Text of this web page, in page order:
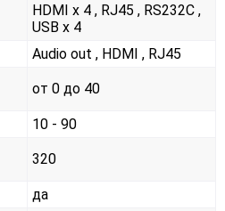
HDMI x 4 , RJ45 , RS232С ,
USB x 4
Audio out , HDMI , RJ45
от 0 до 40
10 - 90
320
да